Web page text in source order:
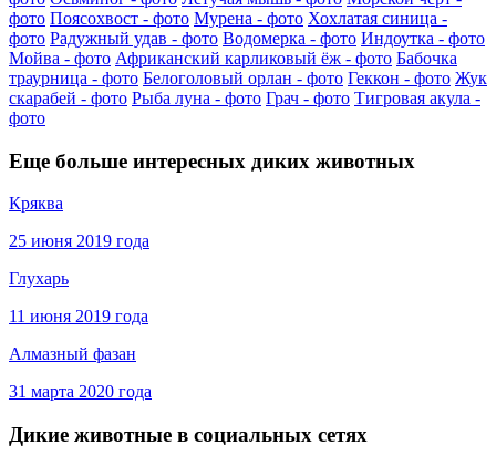
фото Поясохвост - фото Мурена - фото Хохлатая синица -
фото Радужный удав - фото Водомерка - фото Индоутка - фото
Мойва - фото Африканский карликовый ёж - фото Бабочка
траурница - фото Белоголовый орлан - фото Геккон - фото Жук
скарабей - фото Рыба луна - фото Грач - фото Тигровая акула -
фото
Еще больше интересных диких животных
Кряква
25 июня 2019 года
Глухарь
11 июня 2019 года
Алмазный фазан
31 марта 2020 года
Дикие животные в социальных сетях